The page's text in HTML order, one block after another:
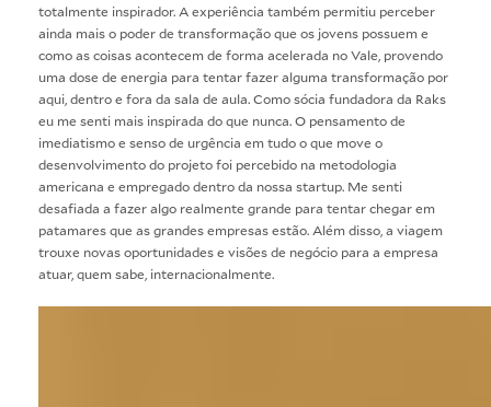
totalmente inspirador. A experiência também permitiu perceber
ainda mais o poder de transformação que os jovens possuem e
como as coisas acontecem de forma acelerada no Vale, provendo
uma dose de energia para tentar fazer alguma transformação por
aqui, dentro e fora da sala de aula. Como sócia fundadora da Raks
eu me senti mais inspirada do que nunca. O pensamento de
imediatismo e senso de urgência em tudo o que move o
desenvolvimento do projeto foi percebido na metodologia
americana e empregado dentro da nossa startup. Me senti
desafiada a fazer algo realmente grande para tentar chegar em
patamares que as grandes empresas estão. Além disso, a viagem
trouxe novas oportunidades e visões de negócio para a empresa
atuar, quem sabe, internacionalmente.